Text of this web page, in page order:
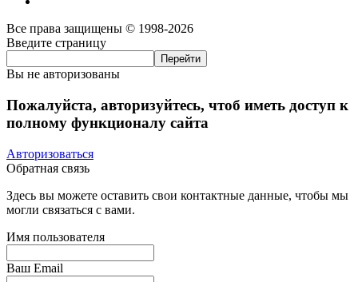
Все права защищены © 1998-2026
Введите страницу
Вы не авторизованы
Пожалуйста, авторизуйтесь, чтоб иметь доступ к
полному функционалу сайта
Авторизоваться
Обратная связь
Здесь вы можете оставить свои контактные данные, чтобы мы
могли связаться с вами.
Имя пользователя
Ваш Email